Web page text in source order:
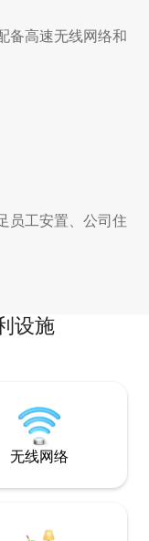
备高速无线网络和
员工安置、公司住
设施
无线网络